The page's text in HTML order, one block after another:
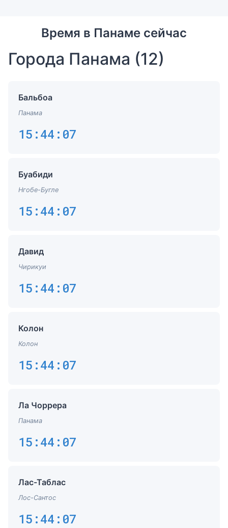
Время в Панаме сейчас
Города Панама (12)
Бальбоа
Панама
15:44:07
Буабиди
Нгобе-Бугле
15:44:07
Давид
Чирикуи
15:44:07
Колон
Колон
15:44:07
Ла Чоррера
Панама
15:44:07
Лас-Таблас
Лос-Сантос
15:44:07